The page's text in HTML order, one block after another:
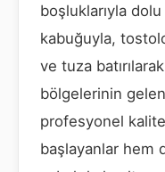
boşluklarıyla dolu
kabuğuyla,
ve tuza
bölgelerinin
profesyonel
başlayanlar hem